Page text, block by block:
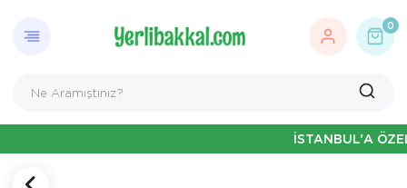
0
İSTANBUL'A ÖZEL